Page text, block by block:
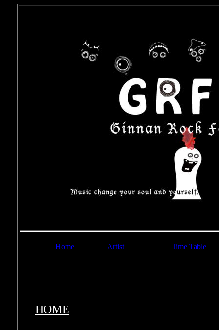
Home Artist Time Table
HOME